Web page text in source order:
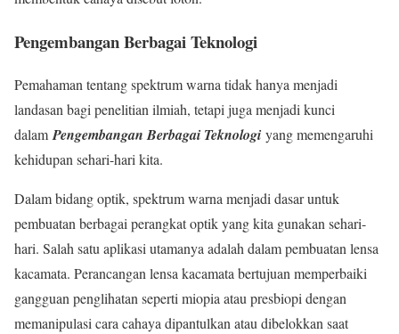
Pengembangan Berbagai Teknologi
Pemahaman tentang spektrum warna tidak hanya menjadi
landasan bagi penelitian ilmiah, tetapi juga menjadi kunci
dalamPengembangan Berbagai Teknologi yang memengaruhi
kehidupan sehari-hari kita.
Dalam bidang optik, spektrum warna menjadi dasar untuk
pembuatan berbagai perangkat optik yang kita gunakan sehari-
hari. Salah satu aplikasi utamanya adalah dalam pembuatan lensa
kacamata. Perancangan lensa kacamata bertujuan memperbaiki
gangguan penglihatan seperti miopia atau presbiopi dengan
memanipulasi cara cahaya dipantulkan atau dibelokkan saat